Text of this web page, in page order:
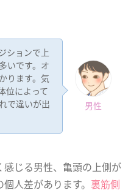
ションで上
いです。オ
ります。気
位によって
で違いが出
男性
じる男性、亀頭の上側が
人差があります。 裏筋側